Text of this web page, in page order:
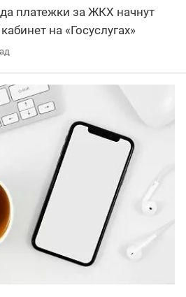
платежки за ЖКХ начнут
на «Госуслугах»